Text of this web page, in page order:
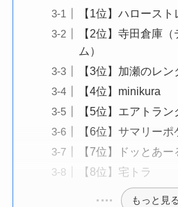
【1位】ハロースト
【2位】寺田倉庫
ム）
【3位】加瀬のレ
【4位】minikura
【5位】エアトラン
【6位】サマリーポ
【7位】ドッとあ
【8位】宅トラ
もっと見る